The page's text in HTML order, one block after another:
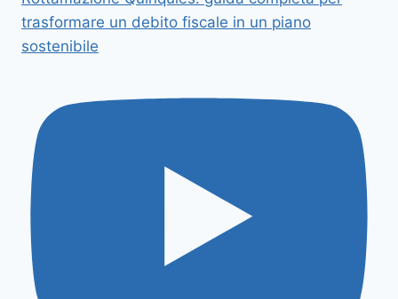
trasformare un debito fiscale in un piano
sostenibile